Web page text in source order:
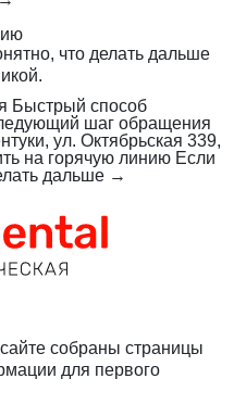
что делать дальше
Быстрый способ
шаг обращения
ул. Октябрьская 339,
на горячую линию Если
дальше →
собраны страницы
для первого